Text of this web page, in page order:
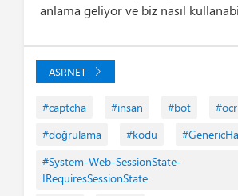
anlama geliyor ve biz nasıl
ASP.NET
#captcha #insan #bot
#ocr
#doğrulama
#kodu
#System-Web-SessionState-
IRequiresSessionState